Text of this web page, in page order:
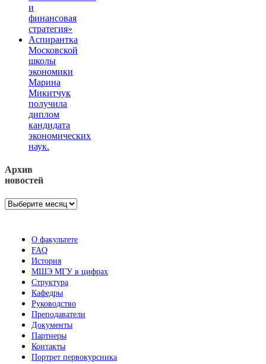
и
финансовая
стратегия»
Аспирантка
Московской
школы
экономики
Марина
Микитчук
получила
диплом
кандидата
экономических
наук.
Архив
новостей
Архив
О факультете
FAQ
История
МШЭ МГУ в цифрах
Структура
Кафедры
Руководство
Преподаватели
Документы
Партнеры
Контакты
Портрет первокурсника